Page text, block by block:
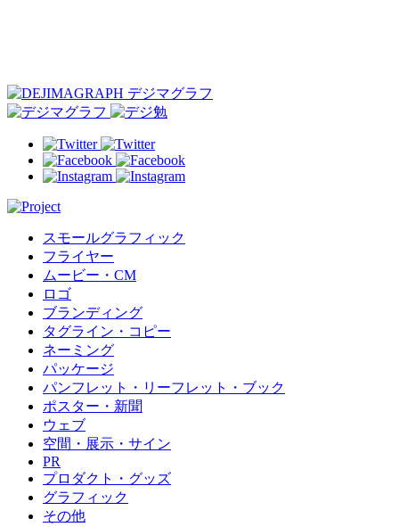
スモールグラフィック
フライヤー
ムービー・CM
ロゴ
ブランディング
タグライン・コピー
ネーミング
パッケージ
パンフレット・リーフレット・ブック
ポスター・新聞
ウェブ
空間・展示・サイン
PR
プロダクト・グッズ
グラフィック
その他